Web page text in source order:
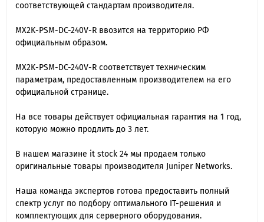
соответствующей стандартам производителя.
MX2K-PSM-DC-240V-R ввозится на территорию РФ
официальным образом.
MX2K-PSM-DC-240V-R cоответствует техническим
параметрам, предоставленным производителем на его
официальной странице.
На все товары действует официальная гарантия на 1 год,
которую можно продлить до 3 лет.
В нашем магазине it stock 24 мы продаем только
оригинальные товары производителя Juniper Networks.
Наша команда экспертов готова предоставить полный
спектр услуг по подбору оптимального IT-решения и
комплектующих для серверного оборудования.